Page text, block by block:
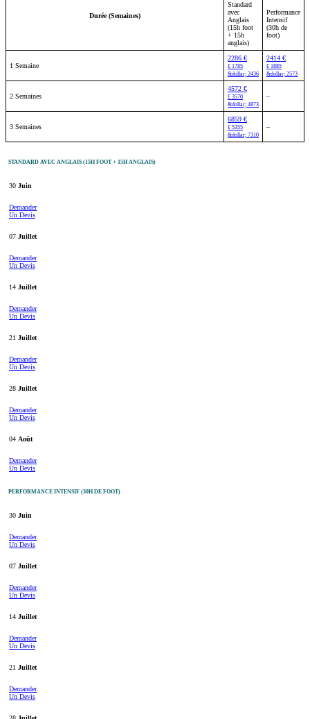
Durée (Semaines)
Standard
avec
Anglais
(15h foot
+ 15h
anglais)
Performance
Intensif
(30h de
foot)
1 Semaine
2286 €
£ 1785
&dollar; 2436
2414 €
£ 1885
&dollar; 2573
2 Semaines
4572 €
£ 3570
&dollar; 4873
–
3 Semaines
6859 €
£ 5355
&dollar; 7310
–
STANDARD AVEC ANGLAIS (15H FOOT + 15H ANGLAIS)
30 Juin
Demander
Un Devis
07 Juillet
Demander
Un Devis
14 Juillet
Demander
Un Devis
21 Juillet
Demander
Un Devis
28 Juillet
Demander
Un Devis
04 Août
Demander
Un Devis
PERFORMANCE INTENSIF (30H DE FOOT)
30 Juin
Demander
Un Devis
07 Juillet
Demander
Un Devis
14 Juillet
Demander
Un Devis
21 Juillet
Demander
Un Devis